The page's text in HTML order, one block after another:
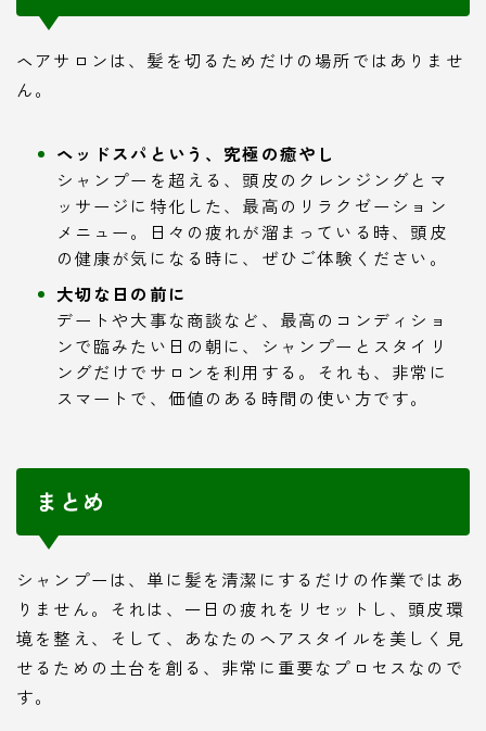
ヘアサロンは、髪を切るためだけの場所ではありませ
ん。
ヘッドスパという、究極の癒やし
シャンプーを超える、頭皮のクレンジングとマ
ッサージに特化した、最高のリラクゼーション
メニュー。日々の疲れが溜まっている時、頭皮
の健康が気になる時に、ぜひご体験ください。
大切な日の前に
デートや大事な商談など、最高のコンディショ
ンで臨みたい日の朝に、シャンプーとスタイリ
ングだけでサロンを利用する。それも、非常に
スマートで、価値のある時間の使い方です。
まとめ
シャンプーは、単に髪を清潔にするだけの作業ではあ
りません。それは、一日の疲れをリセットし、頭皮環
境を整え、そして、あなたのヘアスタイルを美しく見
せるための土台を創る、非常に重要なプロセスなので
す。